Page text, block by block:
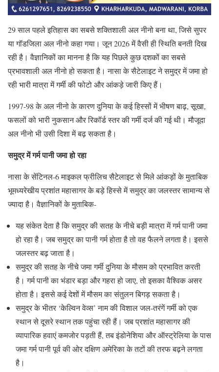
29 साल पहले इतिहास का सबसे शक्तिशाली अल नीनो बना था, जिसे सुपर
या गॉडजिला अल नीनो कहा गया। जून 2026 में वैसी ही स्थिति बनती दिख
रही है। वैज्ञानिकों का मानना है कि यह पिछले कुछ दशकों का सबसे
प्रभावशाली अल नीनो हो सकता है। नासा के सैटेलाइट ने समुद्र में जमा हो
रही भारी मात्रा में गर्मी की फोटो और आंकड़े जारी किए हैं।
1997-98 के अल नीनो के कारण दुनिया के कई हिस्सों में भीषण बाढ़, सूखा,
फसलों को भारी नुकसान और रिकॉर्ड स्तर की गर्मी दर्ज की गई थी। मौजूदा
अल नीनो भी उसी दिशा में बढ़ सकता है।
समुद्र में गर्म पानी जमा हो रहा
नासा के सेंटिनल-6 माइकल फ्रीलिच सैटेलाइट से मिले आंकड़ों के मुताबिक
भूमध्यरेखीय प्रशांत महासागर के बड़े हिस्से में समुद्र का जलस्तर सामान्य से
ज्यादा है। वैज्ञानिकों के मुताबिक-
यह संकेत देता है कि समुद्र की सतह के नीचे बड़ी मात्रा में गर्म पानी जमा
हो रहा है। जब समुद्र का पानी गर्म होता है तो वह फैलने लगता है। इससे
जलस्तर बढ़ जाता है।
समुद्र की सतह के नीचे जमा गर्मी दुनिया के मौसम को प्रभावित करती
है। गर्म पानी का भंडार बड़ा और गहरा हो जाए, तो इसका वैश्विक असर
होता है। इससे कई देशों में मौसम का संतुलन बिगड़ सकता है।
समुद्र के भीतर ‘केल्विन वेव्स’ नाम की विशाल जल-तरंगें गर्मी को एक
स्थान से दूसरे स्थान तक पहुंचा रही हैं। जब प्रशांत महासागर की
व्यापारिक हवाएं कमजोर पड़ती हैं, तब इंडोनेशिया और ऑस्ट्रेलिया के पास
जमा गर्म पानी पूर्व की ओर दक्षिण अमेरिका के तटों की तरफ बढ़ने लगता
है।